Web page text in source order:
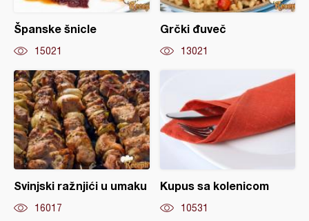
Španske šnicle
15021
Grčki đuveč
13021
Svinjski ražnjići u umaku
16017
Kupus sa kolenicom
10531